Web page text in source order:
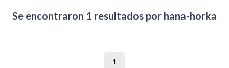
Se encontraron 1 resultados por hana-horka
1